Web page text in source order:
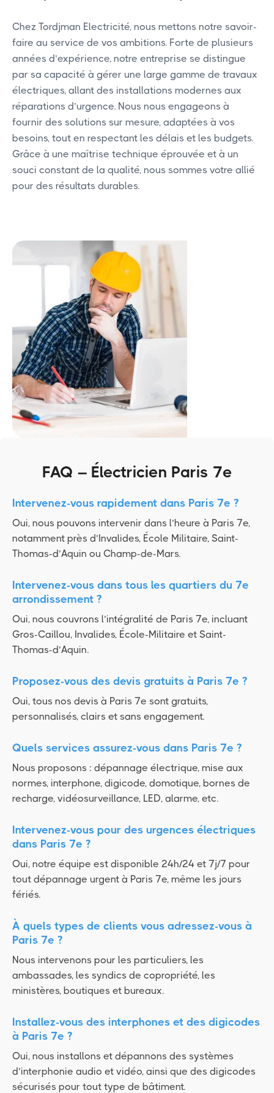
Chez Tordjman Electricité, nous mettons notre savoir-
faire au service de vos ambitions. Forte de plusieurs
années d’expérience, notre entreprise se distingue
par sa capacité à gérer une large gamme de travaux
électriques, allant des installations modernes aux
réparations d’urgence. Nous nous engageons à
fournir des solutions sur mesure, adaptées à vos
besoins, tout en respectant les délais et les budgets.
Grâce à une maîtrise technique éprouvée et à un
souci constant de la qualité, nous sommes votre allié
pour des résultats durables.
FAQ – Électricien Paris 7e
Intervenez-vous rapidement dans Paris 7e ?
Oui, nous pouvons intervenir dans l’heure à Paris 7e,
notamment près d’Invalides, École Militaire, Saint-
Thomas-d’Aquin ou Champ-de-Mars.
Intervenez-vous dans tous les quartiers du 7e
arrondissement ?
Oui, nous couvrons l’intégralité de Paris 7e, incluant
Gros-Caillou, Invalides, École-Militaire et Saint-
Thomas-d’Aquin.
Proposez-vous des devis gratuits à Paris 7e ?
Oui, tous nos devis à Paris 7e sont gratuits,
personnalisés, clairs et sans engagement.
Quels services assurez-vous dans Paris 7e ?
Nous proposons : dépannage électrique, mise aux
normes, interphone, digicode, domotique, bornes de
recharge, vidéosurveillance, LED, alarme, etc.
Intervenez-vous pour des urgences électriques
dans Paris 7e ?
Oui, notre équipe est disponible 24h/24 et 7j/7 pour
tout dépannage urgent à Paris 7e, même les jours
fériés.
À quels types de clients vous adressez-vous à
Paris 7e ?
Nous intervenons pour les particuliers, les
ambassades, les syndics de copropriété, les
ministères, boutiques et bureaux.
Installez-vous des interphones et des digicodes
à Paris 7e ?
Oui, nous installons et dépannons des systèmes
d’interphonie audio et vidéo, ainsi que des digicodes
sécurisés pour tout type de bâtiment.